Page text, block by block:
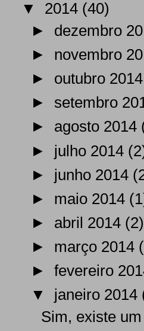
▼ 2014 (40)
► dezembro
► novembro
► outubro 2014
► setembro
► agosto 2014
► julho 2014
► junho 2014
► maio 2014
► abril 2014 (2)
► março 2014
►fevereiro
▼ janeiro 2014
Sim, existe